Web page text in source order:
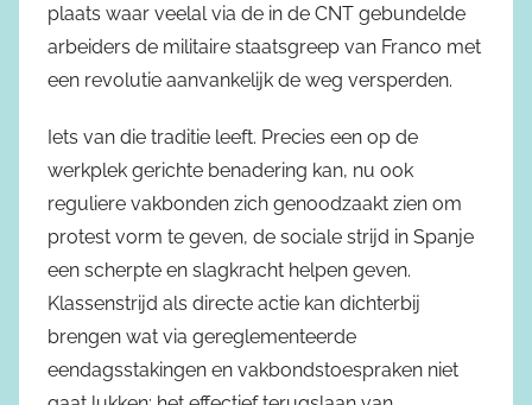
plaats waar veelal via de in de CNT gebundelde
arbeiders de militaire staatsgreep van Franco met
een revolutie aanvankelijk de weg versperden.
Iets van die traditie leeft. Precies een op de
werkplek gerichte benadering kan, nu ook
reguliere vakbonden zich genoodzaakt zien om
protest vorm te geven, de sociale strijd in Spanje
een scherpte en slagkracht helpen geven.
Klassenstrijd als directe actie kan dichterbij
brengen wat via gereglementeerde
eendagsstakingen en vakbondstoespraken niet